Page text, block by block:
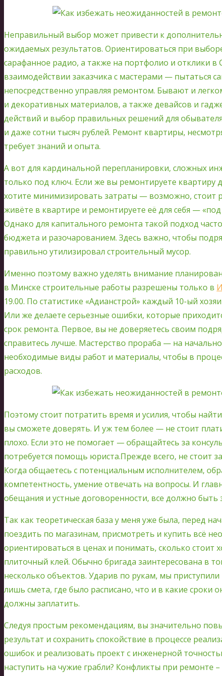
Неправильный выбор может привести к
ожидаемых результатов. Ориентироваться при
сарафанное радио, а также на портфолио и отклики
взаимодействии заказчика с мастерами — пытаться
непосредственно управляя ремонтом. Бывают и
и декоративных материалов, а также девайсов и
действий и выбор правильных решений для
и даже сотни тысяч рублей. Ремонт квартиры,
требует знаний и опыта.
А вот для кардинальной перепланировки, сложных
только под ключ. Если же вы ремонтируете квартиру
хотите минимизировать затраты — возможно, стоит
живёте в квартире и ремонтируете её для себя —
Однако для капитального ремонта такой подход
бюджета и разочарованием. Здесь важно, чтобы
правильно утилизировал строительный мусор.
Именно поэтому важно уделять внимание
в Минске строительные работы разрешены только в
19.00. По статистике «Адианстрой» каждый 10-ый
Или же делаете серьезные ошибки, которые
срок ремонта. Первое, вы не доверяетесь своим
справитесь лучше. Мастерство прораба — на
необходимые виды работ и материалы, чтобы в
расходов.
Поэтому стоит потратить время и усилия, чтобы
вы сможете доверять. И уж тем более — не стоит
плохо. Если это не помогает — обращайтесь за
потребуется помощь юриста.Прежде всего, не стоит
Когда общаетесь с потенциальным исполнителем,
компетентность, умение отвечать на вопросы. И
обещания и устные договоренности, все должно
Так как теоретическая база у меня уже была, перед
поездить по магазинам, присмотреть и купить всё
ориентироваться в ценах и понимать, сколько
плиточный клей. Обычно бригада заинтересована в
несколько объектов. Ударив по рукам, мы
лишь смета, где было расписано, что и в какие сроки
должны заплатить.
Следуя простым рекомендациям, вы значительно
результат и сохранить спокойствие в процессе
ошибок и реализовать проект с инженерной
наступить на чужие грабли? Конфликты при ремонте